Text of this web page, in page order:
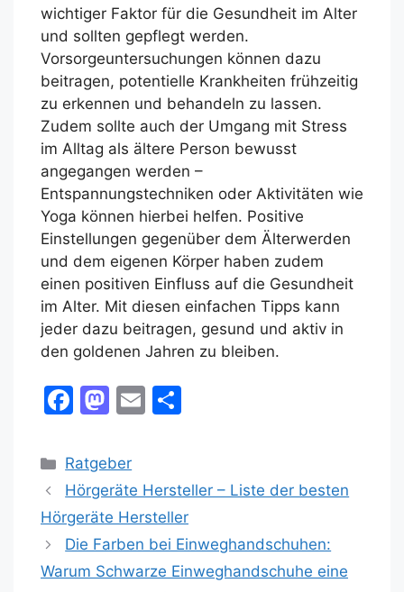
wichtiger Faktor für die Gesundheit im Alter
und sollten gepflegt werden.
Vorsorgeuntersuchungen können dazu
beitragen, potentielle Krankheiten frühzeitig
zu erkennen und behandeln zu lassen.
Zudem sollte auch der Umgang mit Stress
im Alltag als ältere Person bewusst
angegangen werden –
Entspannungstechniken oder Aktivitäten wie
Yoga können hierbei helfen. Positive
Einstellungen gegenüber dem Älterwerden
und dem eigenen Körper haben zudem
einen positiven Einfluss auf die Gesundheit
im Alter. Mit diesen einfachen Tipps kann
jeder dazu beitragen, gesund und aktiv in
den goldenen Jahren zu bleiben.
F
c
e
b
o
o
M
st
o
d
o
n
E
l
n
Kategorien
Ratgeber
Hörgeräte Hersteller – Liste der besten
Hörgeräte Hersteller
Die Farben bei Einweghandschuhen:
Warum Schwarze Einweghandschuhe eine